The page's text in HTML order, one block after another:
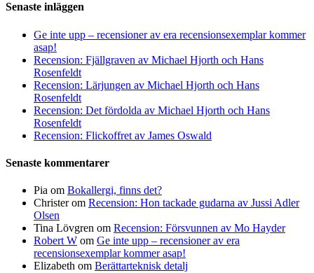
Senaste inläggen
Ge inte upp – recensioner av era recensionsexemplar kommer
asap!
Recension: Fjällgraven av Michael Hjorth och Hans
Rosenfeldt
Recension: Lärjungen av Michael Hjorth och Hans
Rosenfeldt
Recension: Det fördolda av Michael Hjorth och Hans
Rosenfeldt
Recension: Flickoffret av James Oswald
Senaste kommentarer
Pia om Bokallergi, finns det?
Christerom Recension: Hon tackade gudarna av Jussi Adler
Olsen
Tina Lövgren om Recension: Försvunnen av Mo Hayder
Robert W om Ge inte upp – recensioner av era
recensionsexemplar kommer asap!
Elizabeth om Berättarteknisk detalj